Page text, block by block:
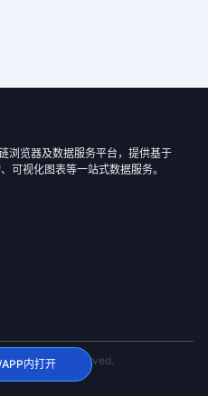
浏览器及数据服务平台，提供基于
可视化图表等一站式数据服务。
All Rights Reserved.
内打开